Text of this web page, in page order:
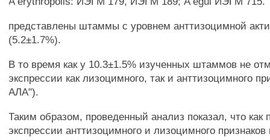
представлены штаммы с уровнем анттизоцимной
(5.2±1.7%).
В то время как у 10.3±1.5% изученных штаммов не
экспрессии как лизоцимного, так и анттизоцимного
АЛА").
Таким образом, проведенный анализ показал, что как
экспрессии анттизоцимного и лизоцимного